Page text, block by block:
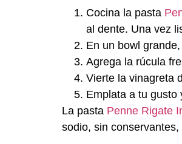
Cocina la pasta
al dente. Una vez
En un bowl
Agrega la rúcula
Vierte la vinagreta
Emplata a tu gusto
La pasta Penne Rigate
sodio, sin